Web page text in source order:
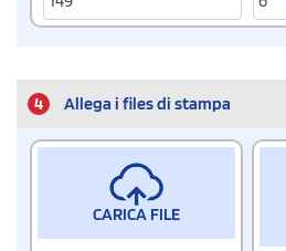
4 Allega i files di stampa
CARICA FILE